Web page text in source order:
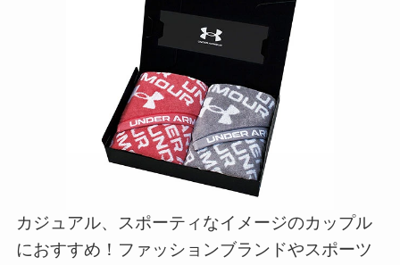
カジュアル、スポーティなイメージのカップル
におすすめ！ファッションブランドやスポーツ